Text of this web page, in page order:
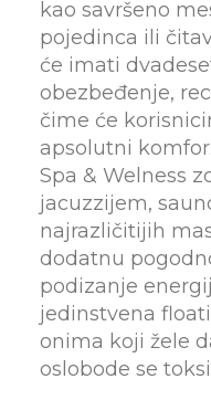
kao savršeno
pojedinca ili
će imati
obezbeđenje,
čime će
apsolutni
Spa & Welness
jacuzzijem,
najrazličitijih
dodatnu
podizanje
jedinstvena
onima koji žele
oslobode se